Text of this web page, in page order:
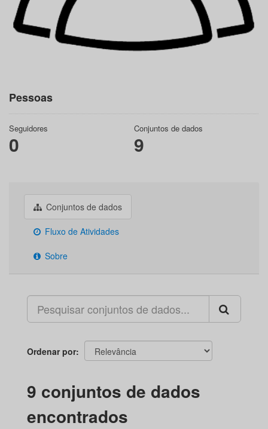
Pessoas
Seguidores
0
Conjuntos de dados
9
Conjuntos de dados
Fluxo de Atividades
Sobre
Ordenar por
9 conjuntos de dados
encontrados